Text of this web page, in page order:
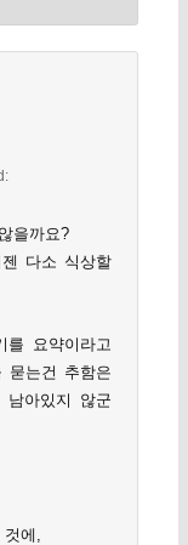
을까요?
다소 식상할
를 요약이라고
묻는건 추함은
남아있지 않군
에,